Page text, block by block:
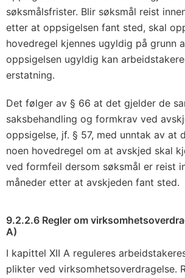
søksmålsfrister. Blir søksmål reist
etter at oppsigelsen fant sted, skal
hovedregel kjennes ugyldig på grunn
oppsigelsen ugyldig kan
erstatning.
Det følger av § 66 at det gjelder de
saksbehandling og formkrav ved
oppsigelse, jf. § 57, med unntak av at
noen hovedregel om at avskjed skal
ved formfeil dersom søksmål er reist
måneder etter at avskjeden fant sted.
9.2.2.6 Regler om
A)
I kapittel XII A reguleres
plikter ved virksomhetsoverdragelse.